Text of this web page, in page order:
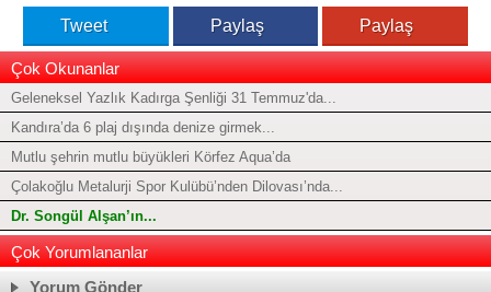
Tweet Paylaş Paylaş
Çok Okunanlar
Geleneksel Yazlık Kadırga Şenliği 31 Temmuz'da...
Kandıra’da 6 plaj dışında denize girmek...
Mutlu şehrin mutlu büyükleri Körfez Aqua’da
Çolakoğlu Metalurji Spor Kulübü’nden Dilovası’nda...
Dr. Songül Alşan’ın...
Çok Yorumlananlar
Yorum Gönder